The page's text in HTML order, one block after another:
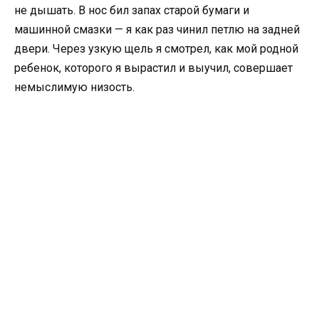
не дышать. В нос бил запах старой бумаги и
машинной смазки — я как раз чинил петлю на задней
двери. Через узкую щель я смотрел, как мой родной
ребенок, которого я вырастил и выучил, совершает
немыслимую низость.